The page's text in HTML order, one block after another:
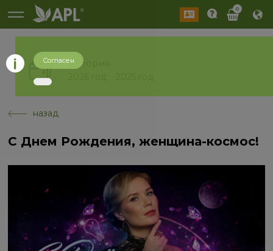
0
История
назад
С Днем Рождения, женщина-космос!
Согласен